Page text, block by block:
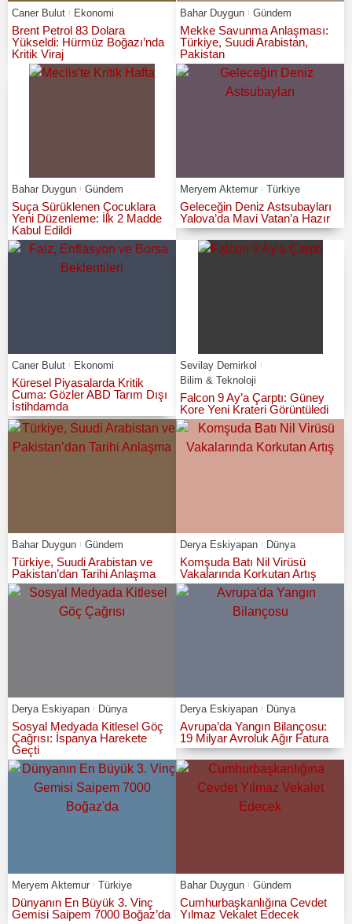
Caner Bulut Ekonomi
Brent Petrol 83 Dolara
Yükseldi: Hürmüz Boğazı’nda
Kritik Viraj
Bahar Duygun Gündem
Mekke Savunma Anlaşması:
Türkiye, Suudi Arabistan,
Pakistan
Bahar Duygun Gündem
Suça Sürüklenen Çocuklara
Yeni Düzenleme: İlk 2 Madde
Kabul Edildi
Meryem Aktemur Türkiye
Geleceğin Deniz Astsubayları
Yalova’da Mavi Vatan’a Hazır
Caner Bulut Ekonomi
Küresel Piyasalarda Kritik
Cuma: Gözler ABD Tarım Dışı
İstihdamda
Sevilay Demirkol
Bilim & Teknoloji
Falcon 9 Ay’a Çarptı: Güney
Kore Yeni Krateri Görüntüledi
Bahar Duygun Gündem
Türkiye, Suudi Arabistan ve
Pakistan’dan Tarihi Anlaşma
Derya Eskiyapan Dünya
Komşuda Batı Nil Virüsü
Vakalarında Korkutan Artış
Derya Eskiyapan Dünya
Sosyal Medyada Kitlesel Göç
Çağrısı: İspanya Harekete
Geçti
Derya Eskiyapan Dünya
Avrupa’da Yangın Bilançosu:
19 Milyar Avroluk Ağır Fatura
Meryem Aktemur Türkiye
Dünyanın En Büyük 3. Vinç
Gemisi Saipem 7000 Boğaz’da
Bahar Duygun Gündem
Cumhurbaşkanlığına Cevdet
Yılmaz Vekalet Edecek